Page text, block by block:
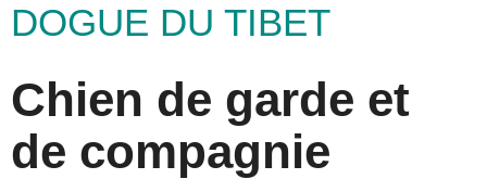
DOGUE DU TIBET
Chien de garde et
de compagnie